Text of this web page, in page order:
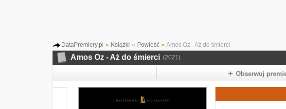
DataPremiery.pl » Książki » Powieść » Amos Oz - Aż do śmierci
Amos Oz - Aż do śmierci (2021)
Obserwuj